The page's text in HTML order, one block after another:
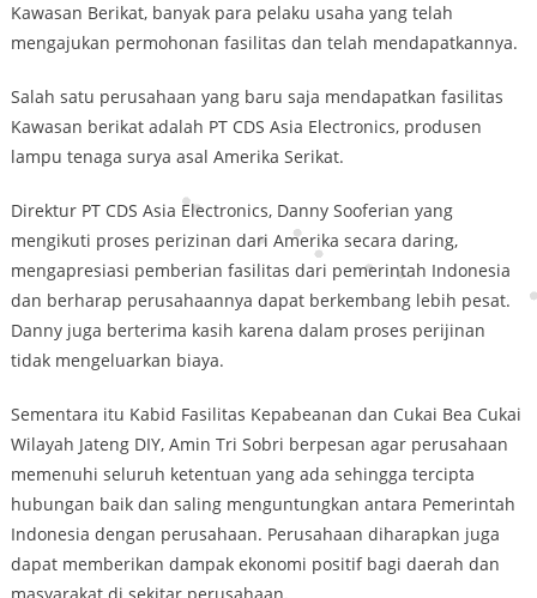
Kawasan Berikat, banyak para pelaku usaha yang telah
mengajukan permohonan fasilitas dan telah mendapatkannya.
Salah satu perusahaan yang baru saja mendapatkan fasilitas
Kawasan berikat adalah PT CDS Asia Electronics, produsen
lampu tenaga surya asal Amerika Serikat.
Direktur PT CDS Asia Electronics, Danny Sooferian yang
mengikuti proses perizinan dari Amerika secara daring,
mengapresiasi pemberian fasilitas dari pemerintah Indonesia
dan berharap perusahaannya dapat berkembang lebih pesat.
Danny juga berterima kasih karena dalam proses perijinan
tidak mengeluarkan biaya.
Sementara itu Kabid Fasilitas Kepabeanan dan Cukai Bea Cukai
Wilayah Jateng DIY, Amin Tri Sobri berpesan agar perusahaan
memenuhi seluruh ketentuan yang ada sehingga tercipta
hubungan baik dan saling menguntungkan antara Pemerintah
Indonesia dengan perusahaan. Perusahaan diharapkan juga
dapat memberikan dampak ekonomi positif bagi daerah dan